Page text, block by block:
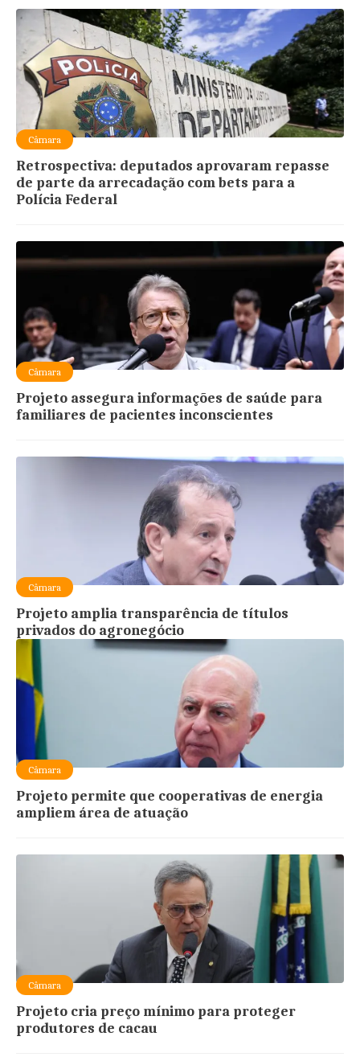
Câmara
Retrospectiva: deputados aprovaram repasse
de parte da arrecadação com bets para a
Polícia Federal
Câmara
Projeto assegura informações de saúde para
familiares de pacientes inconscientes
Câmara
Projeto amplia transparência de títulos
privados do agronegócio
Câmara
Projeto permite que cooperativas de energia
ampliem área de atuação
Câmara
Projeto cria preço mínimo para proteger
produtores de cacau